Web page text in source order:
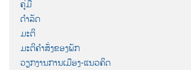
ຄູ່ມື
ດຳລັດ
ມະຕິ
ມະຕິຄຳສັ່ງຂອງພັກ
ວຽກງານການເມືອງ-ແນວຄິດ